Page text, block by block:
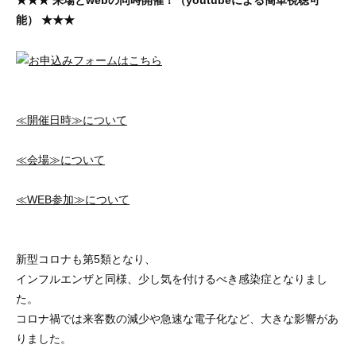
能） ★★★
≪開催日時≫について
≪会場≫について
≪WEB参加≫について
新型コロナも第5類となり、
インフルエンザと同様、少し気を付けるべき感染症となりまし
た。
コロナ禍では来客数の減少や急速な電子化など、大きな影響があ
りました。